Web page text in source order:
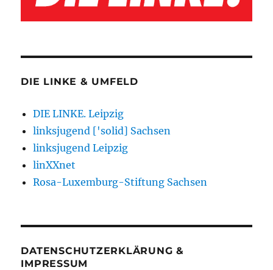
DIE LINKE & UMFELD
DIE LINKE. Leipzig
linksjugend ['solid] Sachsen
linksjugend Leipzig
linXXnet
Rosa-Luxemburg-Stiftung Sachsen
DATENSCHUTZERKLÄRUNG &
IMPRESSUM